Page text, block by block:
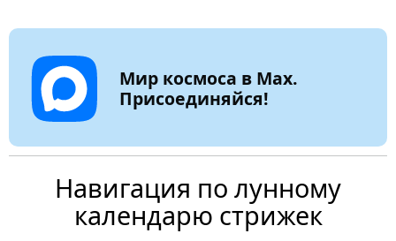
Мир космоса в Max.
Присоединяйся!
Навигация по лунному
календарю стрижек